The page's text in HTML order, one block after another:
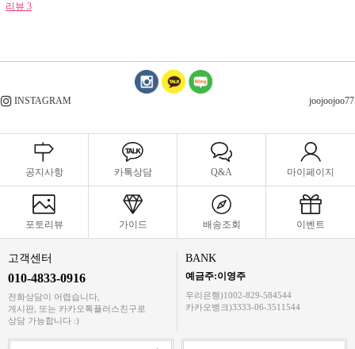
리뷰 3
INSTAGRAM joojoojoo77
공지사항 카톡상담 Q&A 마이페이지
포토리뷰 가이드 배송조회 이벤트
고객센터
010-4833-0916
전화상담이 어렵습니다,
게시판, 또는 카카오톡플러스친구로
상담 가능합니다 :)
BANK
예금주:이영주
우리은행)1002-829-584544
카카오뱅크)3333-06-3511544